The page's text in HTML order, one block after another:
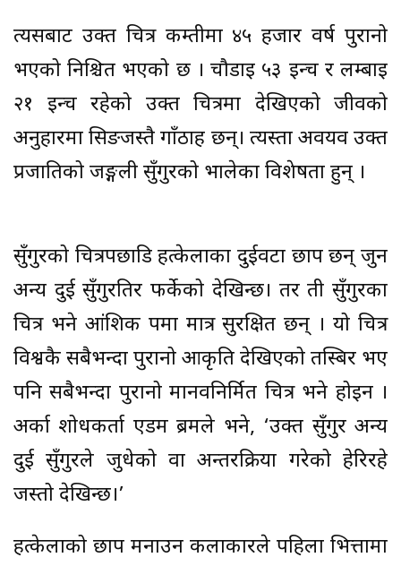
त्यसबाट उक्त चित्र कम्तीमा ४५ हजार वर्ष पुरानो
भएको निश्चित भएको छ । चौडाइ ५३ इन्च र लम्बाइ
२१ इन्च रहेको उक्त चित्रमा देखिएको जीवको
अनुहारमा सिङजस्तै गाँठाहरू छन्। त्यस्ता अवयव उक्त
प्रजातिको जङ्गली सुँगुरको भालेका विशेषता हुन् ।
सुँगुरको चित्रपछाडि हत्केलाका दुईवटा छाप छन् जुन
अन्य दुई सुँगुरतिर फर्केको देखिन्छ। तर ती सुँगुरका
चित्र भने आंशिक रूपमा मात्र सुरक्षित छन् । यो चित्र
विश्वकै सबैभन्दा पुरानो आकृति देखिएको तस्बिर भए
पनि सबैभन्दा पुरानो मानवनिर्मित चित्र भने होइन ।
अर्का शोधकर्ता एडम ब्रमले भने, ‘उक्त सुँगुर अन्य
दुई सुँगुरले जुधेको वा अन्तरक्रिया गरेको हेरिरहे
जस्तो देखिन्छ।’
हत्केलाको छाप मनाउन कलाकारले पहिला भित्तामा